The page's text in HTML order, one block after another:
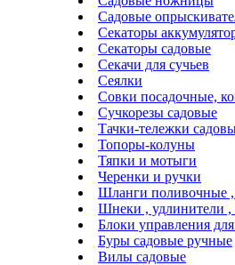
Садовые
Секаторы
Секаторы садовые
Секачи для сучьев
Сеялки
Совки посадочные,
Сучкорезы садовые
Тачки-тележки
Топоры-колуны
Тяпки и мотыги
Черенки и ручки
Шланги поливочные
Шнеки , удлинители ,
Блоки управления
Буры садовые ручные
Вилы садовые